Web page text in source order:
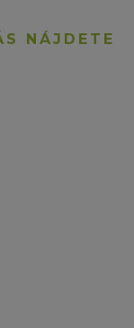
NÁJDETE